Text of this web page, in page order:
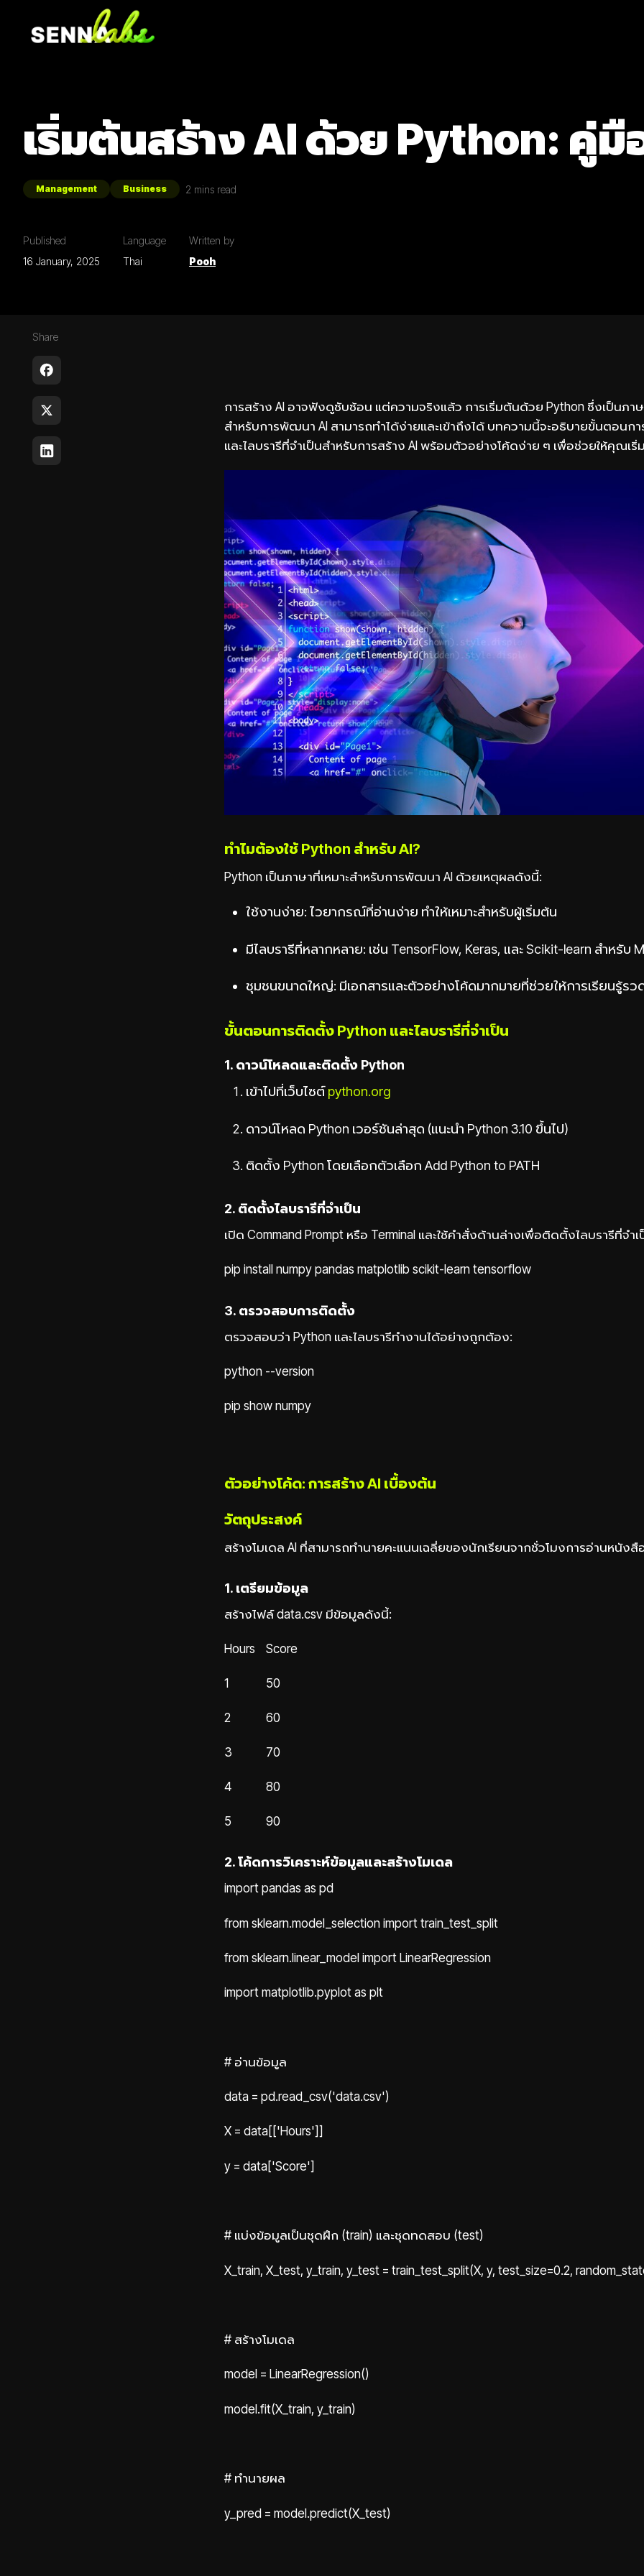
เริ่มต้นสร้าง AI ด้วย Python: คู่
Management Business 2 mins read
Published
16 January, 2025
Language
Thai
Written by
Pooh
Share
การสร้าง AI อาจฟังดูซับซ้อน แต่ความจริงแล้ว การเริ่มต้นด้วย Python ซึ่งเป็นภา
สำหรับการพัฒนา AI สามารถทำได้ง่ายและเข้าถึงได้ บทความนี้จะอธิบายขั้นตอนก
และไลบรารีที่จำเป็นสำหรับการสร้าง AI พร้อมตัวอย่างโค้ดง่าย ๆ เพื่อช่วยให้คุณเ
ทำไมต้องใช้ Python สำหรับ AI?
Python เป็นภาษาที่เหมาะสำหรับการพัฒนา AI ด้วยเหตุผลดังนี้:
ใช้งานง่าย: ไวยากรณ์ที่อ่านง่าย ทำให้เหมาะสำหรับผู้เริ่มต้น
มีไลบรารีที่หลากหลาย: เช่น TensorFlow, Keras, และ Scikit-learn สำหรับ
ชุมชนขนาดใหญ่: มีเอกสารและตัวอย่างโค้ดมากมายที่ช่วยให้การเรียนรู้รว
ขั้นตอนการติดตั้ง Python และไลบรารีที่จำเป็น
1. ดาวน์โหลดและติดตั้ง Python
เข้าไปที่เว็บไซต์python.org
ดาวน์โหลด Python เวอร์ชันล่าสุด (แนะนำ Python 3.10 ขึ้นไป)
ติดตั้ง Python โดยเลือกตัวเลือก Add Python to PATH
2. ติดตั้งไลบรารีที่จำเป็น
เปิด Command Prompt หรือ Terminal และใช้คำสั่งด้านล่างเพื่อติดตั้งไลบรารีที่จำเ
pip install numpy pandas matplotlib scikit-learn tensorflow
3. ตรวจสอบการติดตั้ง
ตรวจสอบว่า Python และไลบรารีทำงานได้อย่างถูกต้อง:
python --version
pip show numpy
ตัวอย่างโค้ด: การสร้าง AI เบื้องต้น
วัตถุประสงค์
สร้างโมเดล AI ที่สามารถทำนายคะแนนเฉลี่ยของนักเรียนจากชั่วโมงการอ่านหนังสื
1. เตรียมข้อมูล
สร้างไฟล์ data.csv มีข้อมูลดังนี้:
Hours Score
1 50
2 60
3 70
4 80
5 90
2. โค้ดการวิเคราะห์ข้อมูลและสร้างโมเดล
import pandas as pd
from sklearn.model_selection import train_test_split
from sklearn.linear_model import LinearRegression
import matplotlib.pyplot as plt
# อ่านข้อมูล
data = pd.read_csv('data.csv')
X = data[['Hours']]
y = data['Score']
# แบ่งข้อมูลเป็นชุดฝึก (train) และชุดทดสอบ (test)
X_train, X_test, y_train, y_test = train_test_split(X, y, test_size=0.2,
# สร้างโมเดล
model = LinearRegression()
model.fit(X_train, y_train)
# ทำนายผล
y_pred = model.predict(X_test)